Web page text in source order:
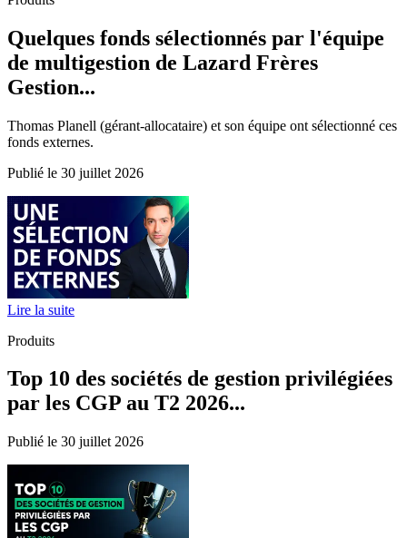
Quelques fonds sélectionnés par l'équipe
de multigestion de Lazard Frères
Gestion...
Thomas Planell (gérant-allocataire) et son équipe ont sélectionné ces
fonds externes.
Publié le 30 juillet 2026
Lire la suite
Produits
Top 10 des sociétés de gestion privilégiées
par les CGP au T2 2026...
Publié le 30 juillet 2026